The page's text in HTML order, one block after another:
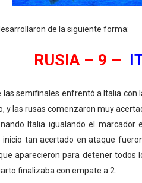
de la siguiente forma:
RUSIA – 9 –
enfrentó a Italia con
y las rusas comenzaron muy
Italia igualando el
inicio tan acertado en ataque
aparecieron para detener todos
finalizaba con empate a 2.